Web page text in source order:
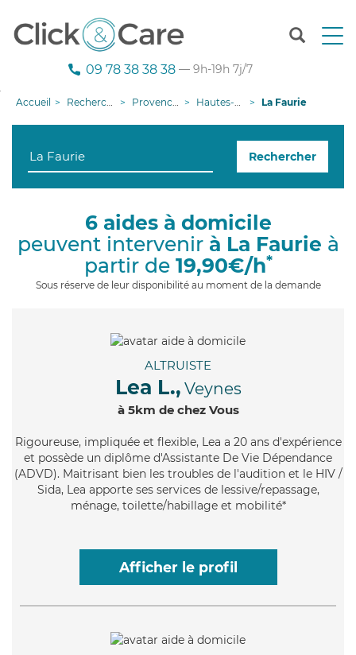
T
n
g
i
09 78 38 38 38 — 9h-19h 7j/7
Accueil Recherche aide à domicile Provence-Alpes-Côte d'Azur Hautes-Alpes La Faurie
Rechercher
6 aides à domicile
peuvent intervenir à La Faurie à
partir de 19,90€/h*
Sous réserve de leur disponibilité au moment de la demande
ALTRUISTE
Lea L., Veynes
à 5km de chez Vous
Rigoureuse, impliquée et flexible, Lea a 20 ans d'expérience
et possède un diplôme d'Assistante De Vie Dépendance
(ADVD). Maitrisant bien les troubles de l'audition et le HIV /
Sida, Lea apporte ses services de lessive/repassage,
ménage, toilette/habillage et mobilité*
Afficher le profil